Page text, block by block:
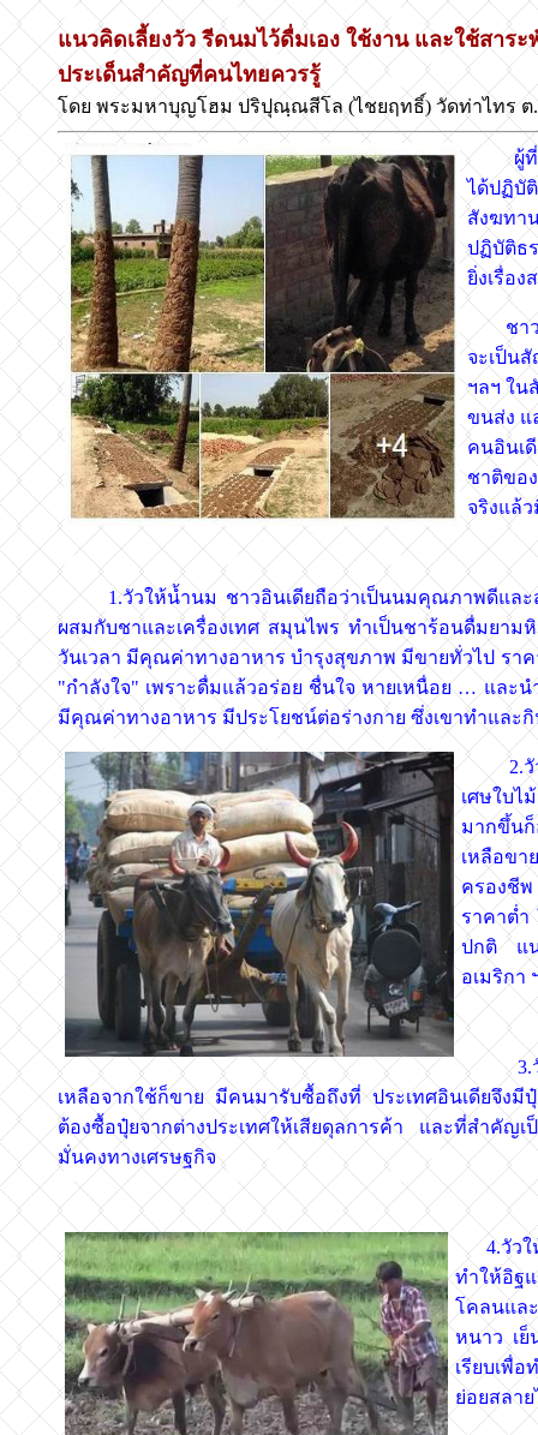
แนวคิดเลี้ยงวัว รีดนมไว้ดื่มเอง ใช้งาน และใช้สาร
ประเด็นสำคัญที่คนไทยควรรู้
โดย พระมหาบุญโฮม ปริปุณฺณสีโล (ไชยฤทธิ์) วัดท่าไทร
ผู้ที่เคย
ได้ปฏิบั
สังฆทา
ปฏิบัติธ
ยิ่งเรื่อ
ชาวอิ
จะเป็น
ฯลฯ ใน
ขนส่ง แ
คนอินเ
ชาติขอ
จริงแล้
1.วัวให้น้ำนม ชาวอินเดียถือว่าเป็นนมคุณภาพดีและส
ผสมกับชาและเครื่องเทศ สมุนไพร ทำเป็นชาร้อนดื่มยา
วันเวลา มีคุณค่าทางอาหาร บำรุงสุขภาพ มีขายทั่วไป รา
"กำลังใจ" เพราะดื่มแล้วอร่อย ชื่นใจ หายเหนื่อย … และ
มีคุณค่าทางอาหาร มีประโยชน์ต่อร่างกาย ซึ่งเขาทำและ
2.วัวให้
เศษใบไ
มากขึ้นก็
เหลือขา
ครองชีพ
ราคาต่
ปกติ แน
อเมริกา
3.วัวให้
เหลือจากใช้ก็ขาย มีคนมารับซื้อถึงที่ ประเทศอินเดียจึง
ต้องซื้อปุ๋ยจากต่างประเทศให้เสียดุลการค้า และที่สำคั
มั่นคงทางเศรษฐกิจ
4.วัวให้
ทำให้อิฐ
โคลนแล
หนาว เย็
เรียบเพื่
ย่อยสลา